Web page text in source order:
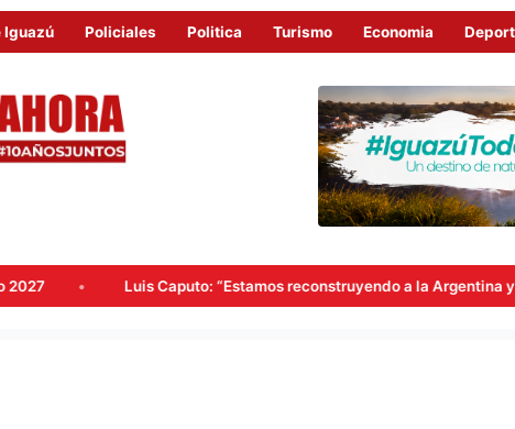
Iguazú Policiales Politica Turismo Economia
Caputo: “Estamos reconstruyendo a la Argentina y sentando las